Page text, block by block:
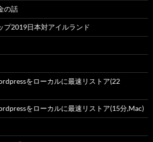
の話
プ2019日本対アイルランド
をローカルに最速リストア(22
をローカルに最速リストア(15分,Mac)